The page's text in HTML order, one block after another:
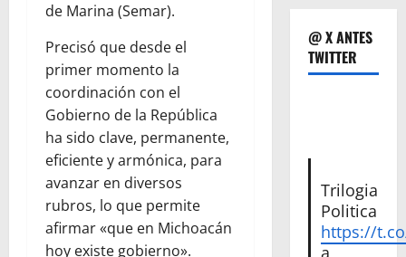
de Marina (Semar).
Precisó que desde el
primer momento la
coordinación con el
Gobierno de la República
ha sido clave, permanente,
eficiente y armónica, para
avanzar en diversos
rubros, lo que permite
afirmar «que en Michoacán
hoy existe gobierno».
@ X ANTES
TWITTER
Trilogia
Politica
https://